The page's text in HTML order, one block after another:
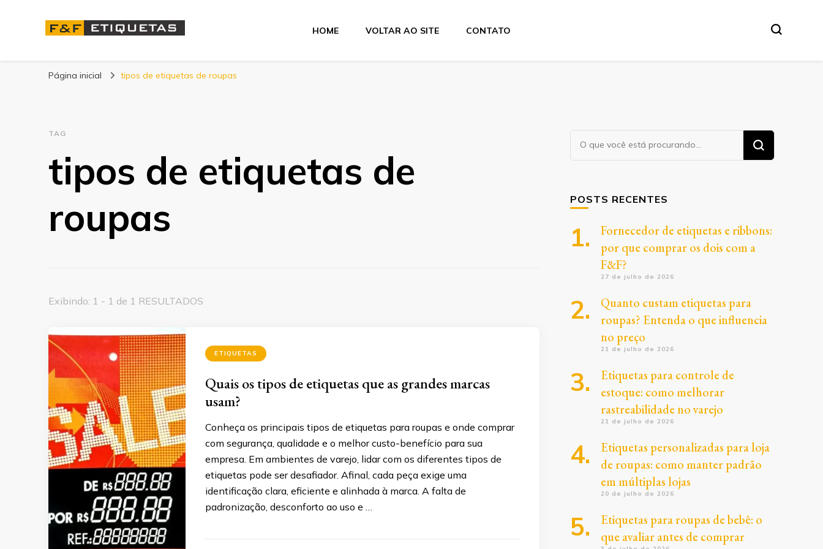
Blog | F&F Etiquetas
HOME VOLTAR AO SITE CONTATO
Página inicial tipos de etiquetas de roupas
TAG
tipos de etiquetas de
roupas
Exibindo: 1 - 1 de 1 RESULTADOS
ETIQUETAS
Quais os tipos de etiquetas que as grandes marcas
usam?
Conheça os principais tipos de etiquetas para roupas e onde comprar
com segurança, qualidade e o melhor custo-benefício para sua
empresa. Em ambientes de varejo, lidar com os diferentes tipos de
etiquetas pode ser desafiador. Afinal, cada peça exige uma
identificação clara, eficiente e alinhada à marca. A falta de
padronização, desconforto ao uso e …
Procurando
algo?
POSTS RECENTES
Fornecedor de etiquetas e ribbons:
por que comprar os dois com a
F&F?
27 de julho de 2026
Quanto custam etiquetas para
roupas? Entenda o que influencia
no preço
21 de julho de 2026
Etiquetas para controle de
estoque: como melhorar
rastreabilidade no varejo
21 de julho de 2026
Etiquetas personalizadas para loja
de roupas: como manter padrão
em múltiplas lojas
20 de julho de 2026
Etiquetas para roupas de bebê: o
que avaliar antes de comprar